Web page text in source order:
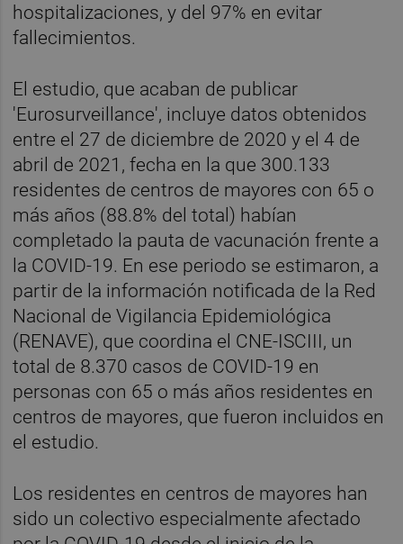
hospitalizaciones, y del 97% en evitar
fallecimientos.
El estudio, que acaban de publicar
'Eurosurveillance', incluye datos obtenidos
entre el 27 de diciembre de 2020 y el 4 de
abril de 2021, fecha en la que 300.133
residentes de centros de mayores con 65 o
más años (88.8% del total) habían
completado la pauta de vacunación frente a
la COVID-19. En ese periodo se estimaron, a
partir de la información notificada de la Red
Nacional de Vigilancia Epidemiológica
(RENAVE), que coordina el CNE-ISCIII, un
total de 8.370 casos de COVID-19 en
personas con 65 o más años residentes en
centros de mayores, que fueron incluidos en
el estudio.
Los residentes en centros de mayores han
sido un colectivo especialmente afectado